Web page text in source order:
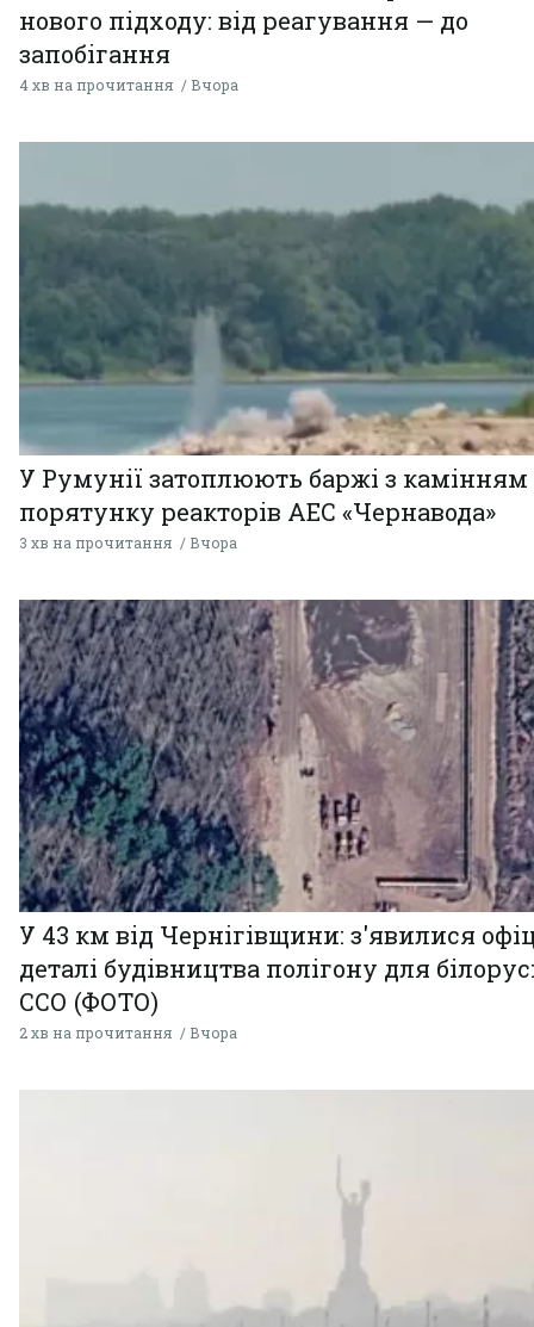
нового підходу: від реагування — до
запобігання
4 хв на прочитання Вчора
У Румунії затоплюють баржі з
порятунку реакторів АЕС «Чернавода»
3 хв на прочитання Вчора
У 43 км від Чернігівщини: з'явилися
деталі будівництва полігону для
ССО (ФОТО)
2 хв на прочитання Вчора